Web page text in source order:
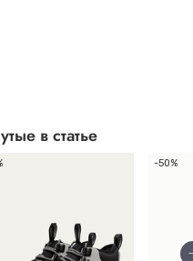
в статье
-50%